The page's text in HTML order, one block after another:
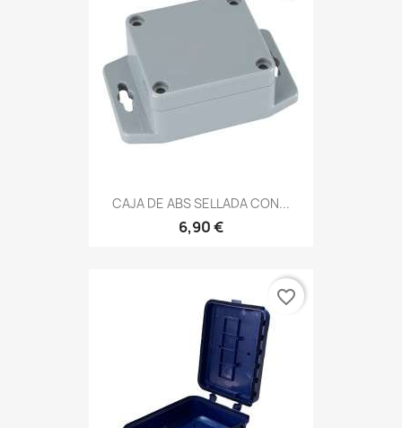
CAJA DE ABS SELLADA CON...
6,90 €
favorite_border